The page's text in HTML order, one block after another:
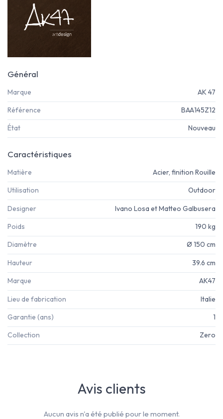
Général
Marque AK 47
Référence BAA145Z12
État Nouveau
Caractéristiques
Matière Acier, finition Rouille
Utilisation Outdoor
Designer Ivano Losa et Matteo Galbusera
Poids 190 kg
Diamètre Ø 150 cm
Hauteur 39.6 cm
Marque AK47
Lieu de fabrication Italie
Garantie (ans) 1
Collection Zero
Avis clients
Aucun avis n'a été publié pour le moment.